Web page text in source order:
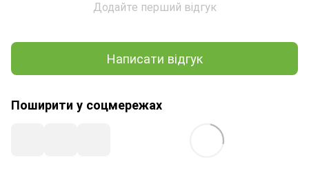
Додайте перший відгук
Написати відгук
Поширити у соцмережах